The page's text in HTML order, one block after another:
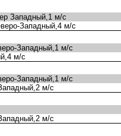
Западный,1 м/с
Западный,4 м/с
Западный,1 м/с
м/с
Западный,1 м/с
м/с
м/с